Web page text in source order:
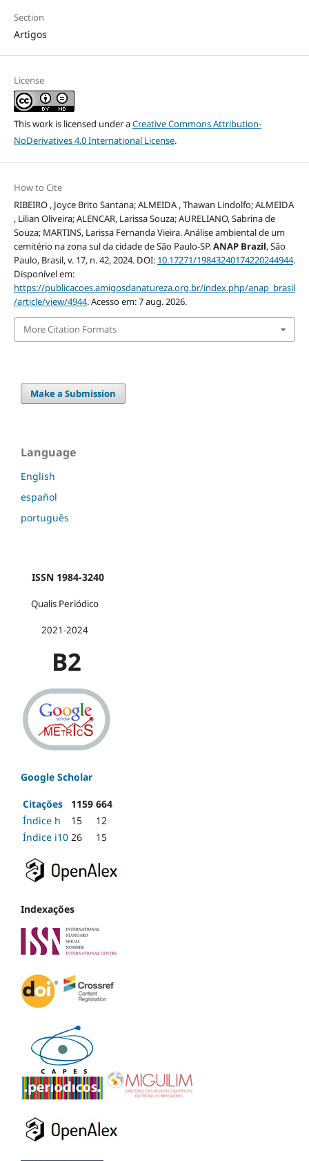
Section
Artigos
License
This work is licensed under aCreative Commons Attribution-
NoDerivatives 4.0 International License.
How to Cite
RIBEIRO , Joyce Brito Santana; ALMEIDA , Thawan Lindolfo; ALMEIDA
, Lilian Oliveira; ALENCAR, Larissa Souza; AURELIANO, Sabrina de
Souza; MARTINS, Larissa Fernanda Vieira. Análise ambiental de um
cemitério na zona sul da cidade de São Paulo-SP.ANAP Brazil, São
Paulo, Brasil, v. 17, n. 42, 2024. DOI: 10.17271/19843240174220244944.
Disponível em:
https://publicacoes.amigosdanatureza.org.br/index.php/anap_brasil
/article/view/4944. Acesso em: 7 aug. 2026.
More Citation Formats
Make a Submission
Language
English
español
português
ISSN 1984-3240
Qualis Periódico
2021-2024
B2
Google Scholar
Citações 1159 664
Índice h
15
12
Índice i10 26 15
Indexações